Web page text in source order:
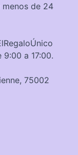
menos de 24
a 17:00.
75002